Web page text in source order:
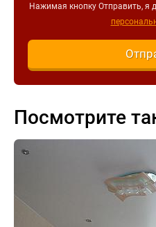
Нажимая кнопку Отправить, я
Посмотрите